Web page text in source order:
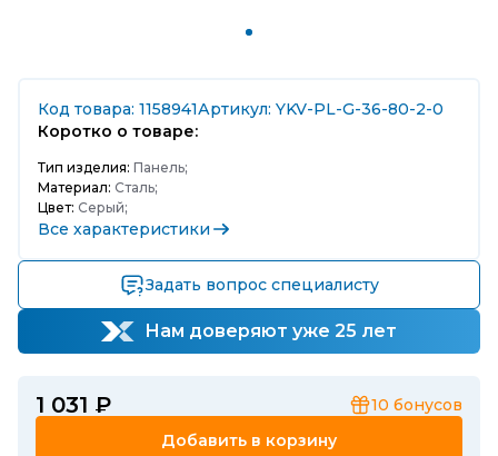
Код товара: 1158941Артикул: YKV-PL-G-36-80-2-0
Коротко о товаре:
Тип изделия: Панель;
Материал: Сталь;
Цвет: Серый;
Все характеристики
Задать вопрос специалисту
Нам доверяют уже 25 лет
1 031 ₽ 10 бонусов
Добавить в корзину